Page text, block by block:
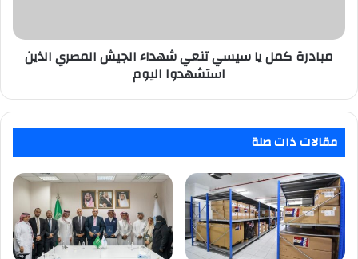
الذين
استشهدوا
مبادرة كمل يا سيسي تنعي شهداء الجيش المصري الذين
استشهدوا اليوم
مقالات ذات صلة